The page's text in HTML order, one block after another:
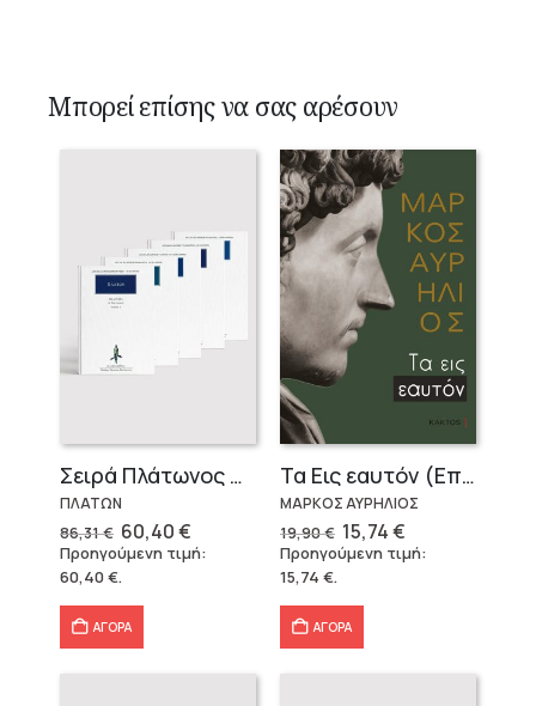
Μπορεί επίσης να σας αρέσουν
Σειρά Πλάτωνος Πολιτεία
ΠΛΑΤΩΝ
86,31€ Original
price
was:
86,31 €.
60,40€Η
τρέχουσα
τιμή
Προηγούμενη τιμή:
60,40€.
ΑΓΟΡΑ
Τα Εις εαυτόν (Επίτομο) – Μάρκος Αυρήλιος
ΜΑΡΚΟΣ ΑΥΡΗΛΙΟΣ
19,90€ Original
price
was:
15,74€Η
τρέχουσα
τιμή
Προηγούμενη τιμή:
15,74 €.
ΑΓΟΡΑ